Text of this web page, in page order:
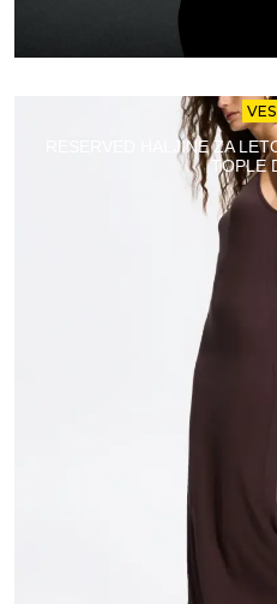
RESERVED HALJINE ZA
TOPLE